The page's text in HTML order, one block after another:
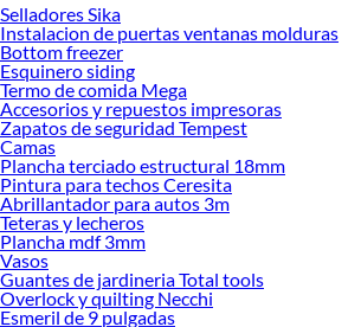
Selladores Sika
Instalacion de puertas ventanas molduras
Bottom freezer
Esquinero siding
Termo de comida Mega
Accesorios y repuestos impresoras
Zapatos de seguridad Tempest
Camas
Plancha terciado estructural 18mm
Pintura para techos Ceresita
Abrillantador para autos 3m
Teteras y lecheros
Plancha mdf 3mm
Vasos
Guantes de jardineria Total tools
Overlock y quilting Necchi
Esmeril de 9 pulgadas